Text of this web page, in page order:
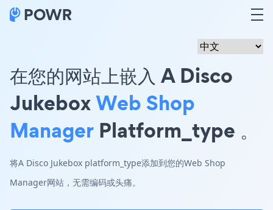
在您的网站上嵌入 A Disco
JukeboxWeb Shop
Manager Platform_type 。
将A Disco Jukebox platform_type添加到您的Web Shop
Manager网站，无需编码或头痛。